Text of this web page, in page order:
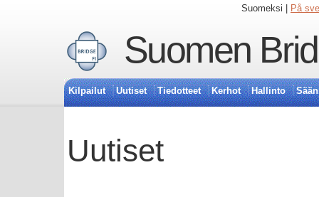
Suomeksi | På
Suomen
Kilpailut Uutiset Tiedotteet Kerhot Hallinto
Uutiset